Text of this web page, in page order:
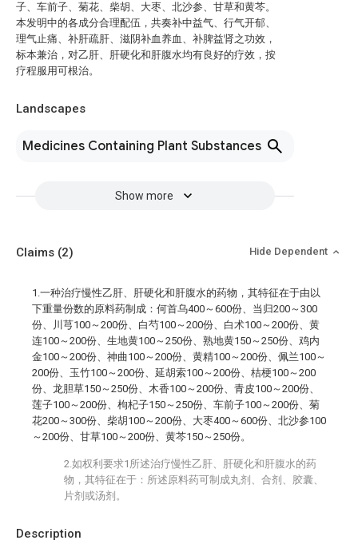
子、车前子、菊花、柴胡、大枣、北沙参、甘草和黄芩。
本发明中的各成分合理配伍，共奏补中益气、行气开郁、
理气止痛、补肝疏肝、滋阴补血养血、补脾益肾之功效，
标本兼治，对乙肝、肝硬化和肝腹水均有良好的疗效，按
疗程服用可根治。
Landscapes
Medicines Containing Plant Substances
Show more
Description
Claims (2) Hide Dependent
1.一种治疗慢性乙肝、肝硬化和肝腹水的药物，其特征在于由以
下重量份数的原料药制成：何首乌400～600份、当归200～300
份、川芎100～200份、白芍100～200份、白术100～200份、黄
连100～200份、生地黄100～250份、熟地黄150～250份、鸡内
金100～200份、神曲100～200份、黄精100～200份、佩兰100～
200份、玉竹100～200份、延胡索100～200份、桔梗100～200
份、龙胆草150～250份、木香100～200份、青皮100～200份、
莲子100～200份、枸杞子150～250份、车前子100～200份、菊
花200～300份、柴胡100～200份、大枣400～600份、北沙参100
～200份、甘草100～200份、黄芩150～250份。
2.如权利要求1所述治疗慢性乙肝、肝硬化和肝腹水的药
物，其特征在于：所述原料药可制成丸剂、合剂、胶囊、
片剂或汤剂。